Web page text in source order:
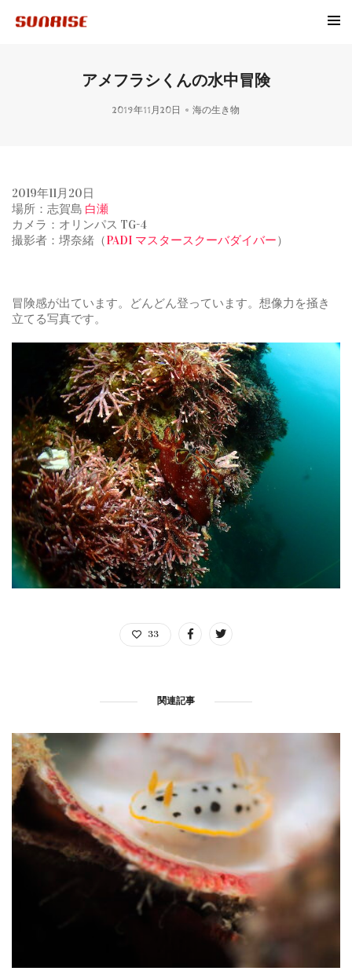
アメフラシくんの水中冒険
2019年11月20日 海の生き物
2019年11月20日
場所：志賀島 白瀬
カメラ：オリンパス TG-4
撮影者：堺奈緒（PADI マスタースクーバダイバー）
冒険感が出ています。どんどん登っています。想像力を掻き
立てる写真です。
33
関連記事